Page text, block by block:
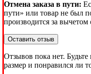
Отмена заказа в пути:
пути» или товар не был
производится за вычетом
Оставить отзыв
Отзывов пока нет.
размер и понравился ли